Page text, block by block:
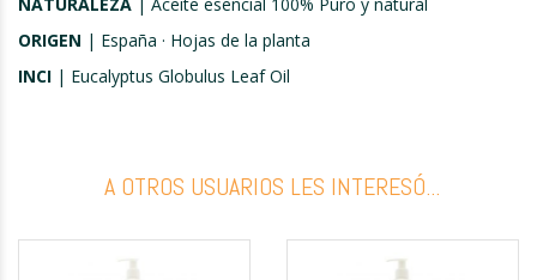
ORIGEN | España · Hojas de la planta
INCI | Eucalyptus Globulus Leaf Oil
A OTROS USUARIOS LES INTERESÓ...